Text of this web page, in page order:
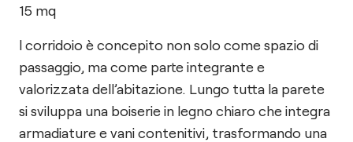
15 mq
l corridoio è concepito non solo come spazio di
passaggio, ma come parte integrante e
valorizzata dell’abitazione. Lungo tutta la parete
si sviluppa una boiserie in legno chiaro che integra
armadiature e vani contenitivi, trasformando una